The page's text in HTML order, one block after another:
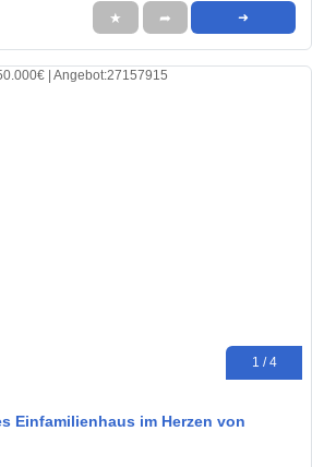
★ ➦ ➜
1 / 4
Einfamilienhaus im Herzen von